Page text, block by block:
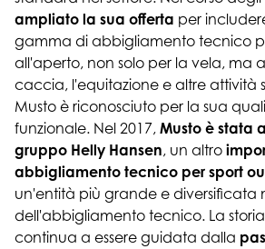
ampliato la sua offerta per
gamma di abbigliamento tecnico
all'aperto, non solo per la vela, ma
caccia, l'equitazione e altre attività
Musto è riconosciuto per la sua
funzionale. Nel 2017, Musto è stata
gruppo Helly Hansen, un altro
abbigliamento tecnico per sport
un'entità più grande e diversificata
dell'abbigliamento tecnico. La
continua a essere guidata dalla